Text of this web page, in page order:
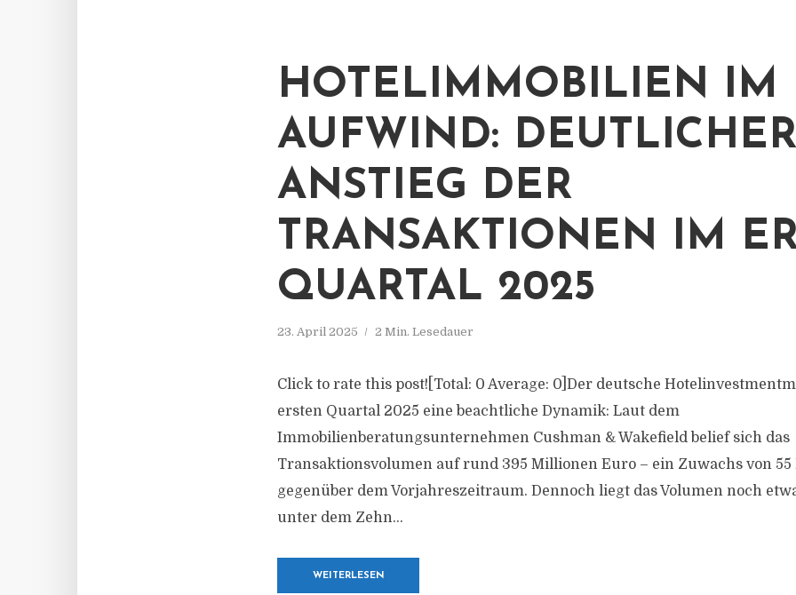
HOTELIMMOBILIEN IM
AUFWIND:
ANSTIEG DER
TRANSAKTIONEN IM
QUARTAL 2025
23. April 2025 2 Min. Lesedauer
Click to rate this post![Total: 0 Average: 0]Der deutsche
ersten Quartal 2025 eine beachtliche Dynamik: Laut dem
Immobilienberatungsunternehmen Cushman & Wakefield belief sich das
Transaktionsvolumen auf rund 395 Millionen Euro – ein Zuwachs von 55
gegenüber dem Vorjahreszeitraum. Dennoch liegt das Volumen noch
unter dem Zehn...
WEITERLESEN